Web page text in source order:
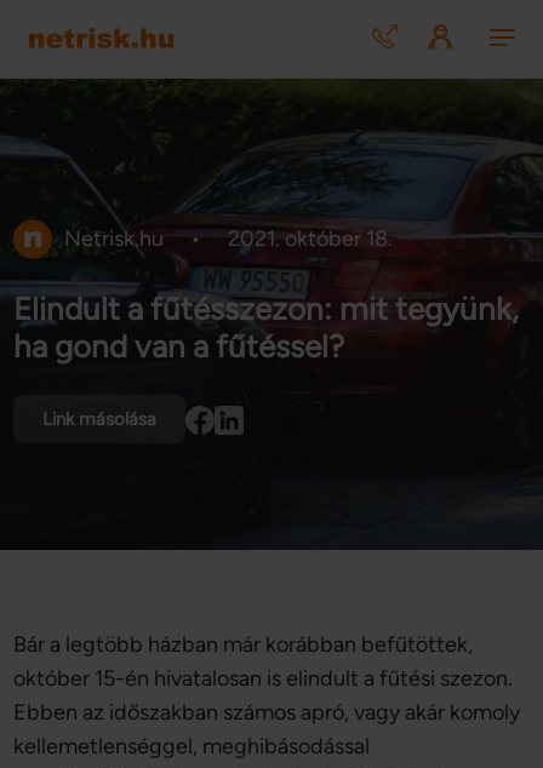
Netrisk.hu • 2021. október 18.
Elindult a fűtésszezon: mit tegyünk,
ha gond van a fűtéssel?
Link másolása
Bár a legtöbb házban már korábban befűtöttek,
október 15-én hivatalosan is elindult a fűtési szezon.
Ebben az időszakban számos apró, vagy akár komoly
kellemetlenséggel, meghibásodással